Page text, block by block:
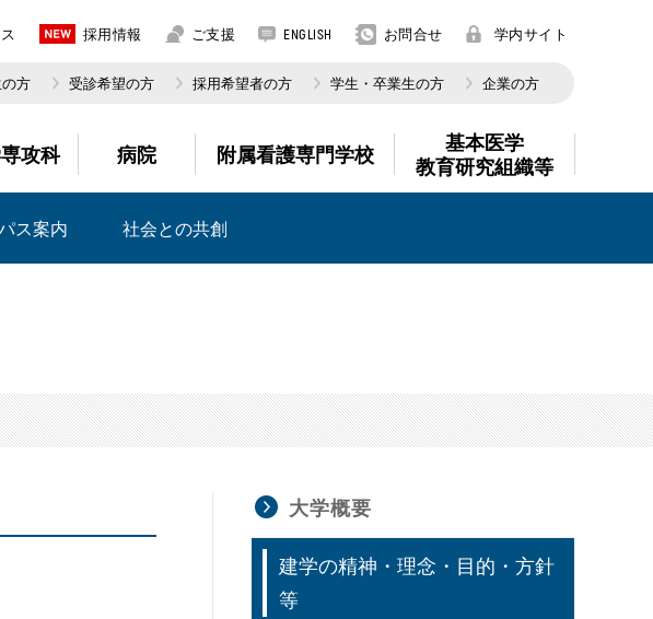
採用情報 ご支援 ENGLISH お問合せ 学内サイト
方 受診希望の方 採用希望者の方 学生・卒業生の方 企業の方
ス案内 社会との共創
攻科 病院 附属看護専門学校
基本医学
教育研究組織等
大学概要
建学の精神・理念・目的・方針
等